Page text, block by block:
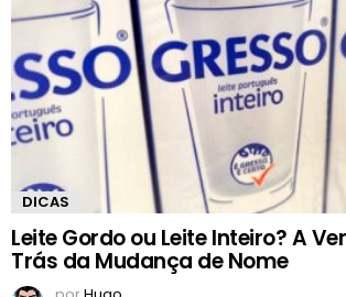
DICAS
Leite Gordo ou Leite Inteiro? A
Trás da Mudança de Nome